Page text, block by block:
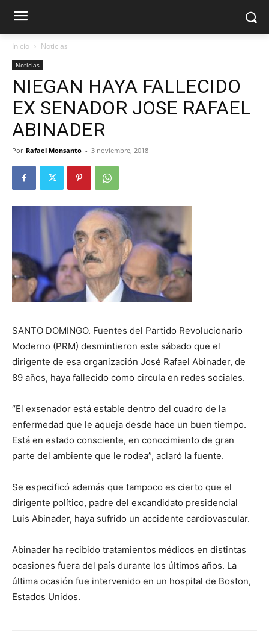
Inicio Noticias
Noticias
NIEGAN HAYA FALLECIDO
EX SENADOR JOSE RAFAEL
ABINADER
Por Rafael Monsanto - 3 noviembre, 2018
SANTO DOMINGO. Fuentes del Partido Revolucionario
Moderno (PRM) desmintieron este sábado que el
dirigente de esa organización José Rafael Abinader, de
89 años, haya fallecido como circula en redes sociales.
“El exsenador está estable dentro del cuadro de la
enfermedad que le aqueja desde hace un buen tiempo.
Está en estado consciente, en conocimiento de gran
parte del ambiente que le rodea”, aclaró la fuente.
Se especificó además que tampoco es cierto que el
dirigente político, padre del excandidato presidencial
Luis Abinader, haya sufrido un accidente cardiovascular.
Abinader ha recibido tratamientos médicos en distintas
ocasiones fuera del país durante los últimos años. La
última ocasión fue intervenido en un hospital de Boston,
Estados Unidos.